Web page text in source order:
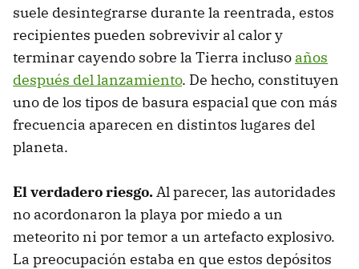
suele desintegrarse durante la reentrada, estos
recipientes pueden sobrevivir al calor y
terminar cayendo sobre la Tierra incluso años
después del lanzamiento. De hecho, constituyen
uno de los tipos de basura espacial que con más
frecuencia aparecen en distintos lugares del
planeta.
El verdadero riesgo.Al parecer, las autoridades
no acordonaron la playa por miedo a un
meteorito ni por temor a un artefacto explosivo.
La preocupación estaba en que estos depósitos